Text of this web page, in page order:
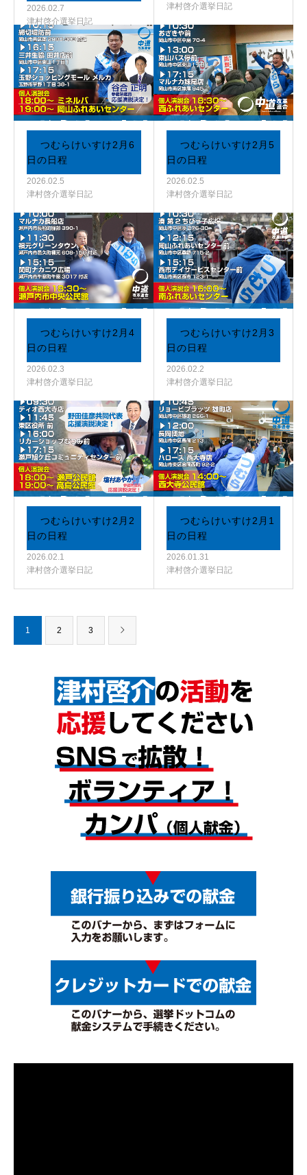
2026.02.7
津村啓介選挙日記
津村啓介選挙日記
つむらけいすけ2月6
日の日程
2026.02.5
津村啓介選挙日記
つむらけいすけ2月5
日の日程
2026.02.5
津村啓介選挙日記
つむらけいすけ2月4
日の日程
2026.02.3
津村啓介選挙日記
つむらけいすけ2月3
日の日程
2026.02.2
津村啓介選挙日記
つむらけいすけ2月2
日の日程
2026.02.1
津村啓介選挙日記
つむらけいすけ2月1
日の日程
2026.01.31
津村啓介選挙日記
1 2 3
動